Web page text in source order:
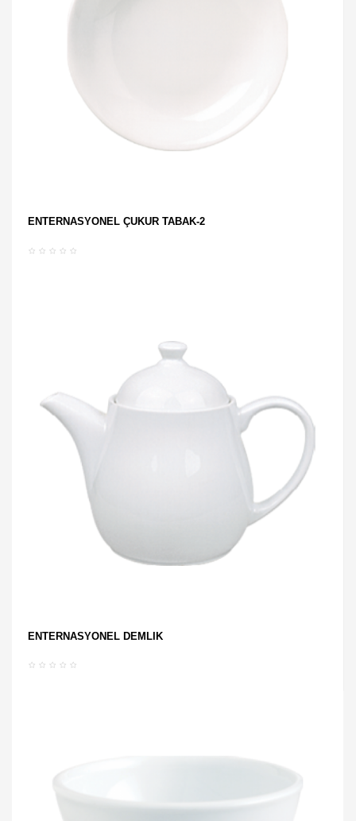
ENTERNASYONEL ÇUKUR TABAK-2
ENTERNASYONEL DEMLİK